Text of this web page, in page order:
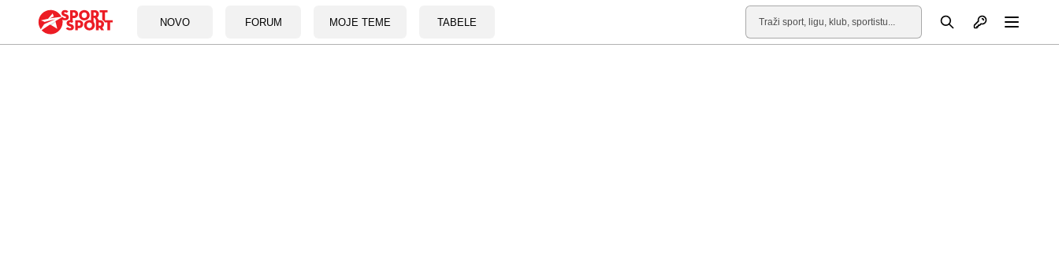
NOVO FORUM MOJE TEME TABELE
Pretraga Otvori profil